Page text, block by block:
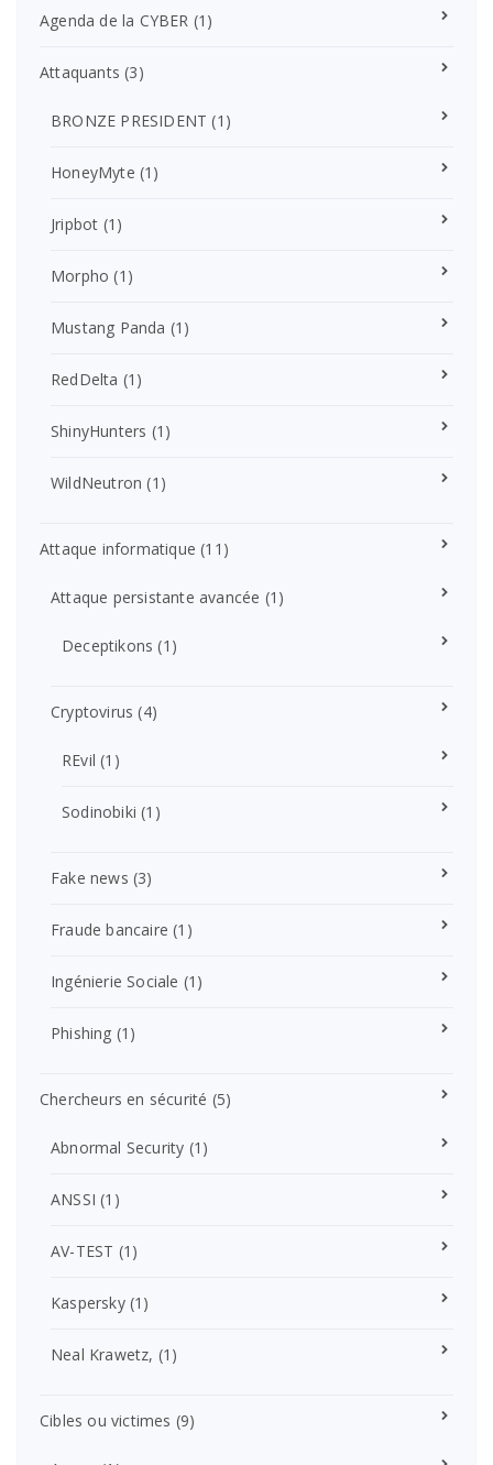
Agenda de la CYBER (1)
Attaquants (3)
BRONZE PRESIDENT (1)
HoneyMyte (1)
Jripbot (1)
Morpho (1)
Mustang Panda (1)
RedDelta (1)
ShinyHunters (1)
WildNeutron (1)
Attaque informatique (11)
Attaque persistante avancée (1)
Deceptikons (1)
Cryptovirus (4)
REvil (1)
Sodinobiki (1)
Fake news (3)
Fraude bancaire (1)
Ingénierie Sociale (1)
Phishing (1)
Chercheurs en sécurité (5)
Abnormal Security (1)
ANSSI (1)
AV-TEST (1)
Kaspersky(1)
Neal Krawetz, (1)
Cibles ou victimes (9)